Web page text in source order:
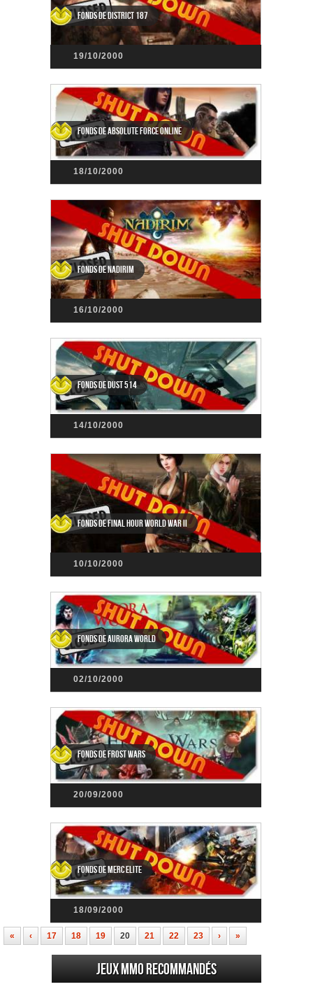
Fonds de District 187
19/10/2000
Fonds de Absolute Force Online
18/10/2000
Fonds de Nadirim
16/10/2000
Fonds de DUST 514
14/10/2000
Fonds de Final Hour World War II
10/10/2000
Fonds de Aurora World
02/10/2000
Fonds de Frost Wars
20/09/2000
Fonds de Merc Elite
18/09/2000
« ‹ 17 18 19 20 21 22 23 › »
Jeux MMO recommandés